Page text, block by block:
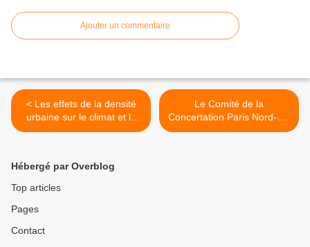
Ajouter un commentaire
< Les effets de la densité
urbaine sur le climat et la
pollution
Le Comité de la
Concertation Paris Nord-Est
du 24 mai >
Hébergé par Overblog
Top articles
Pages
Contact